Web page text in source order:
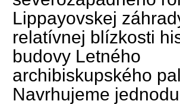
Lippayovskej
relatívnej blízkosti
budovy Letného
archibiskupského
Navrhujeme